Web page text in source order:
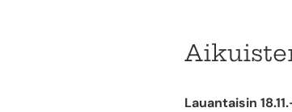
Lauantaisin